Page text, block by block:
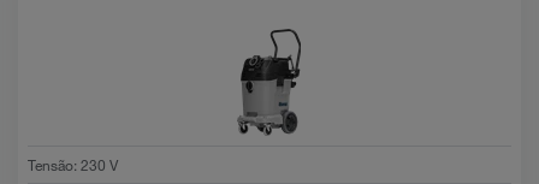
Tensão:230 V